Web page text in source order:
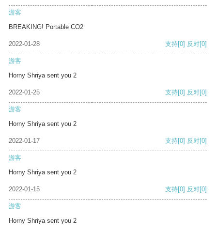
游客
BREAKING! Portable CO2
2022-01-28 支持[0] 反对[0]
游客
Horny Shriya sent you 2
2022-01-25 支持[0] 反对[0]
游客
Horny Shriya sent you 2
2022-01-17 支持[0] 反对[0]
游客
Horny Shriya sent you 2
2022-01-15 支持[0] 反对[0]
游客
Horny Shriya sent you 2